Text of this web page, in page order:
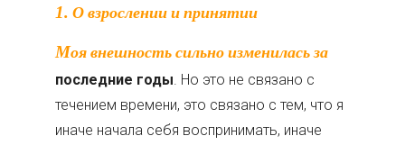
1. О взрослении и принятии
Моя внешность сильно изменилась за
последние годы. Но это не связано с
течением времени, это связано с тем, что я
иначе начала себя воспринимать, иначе